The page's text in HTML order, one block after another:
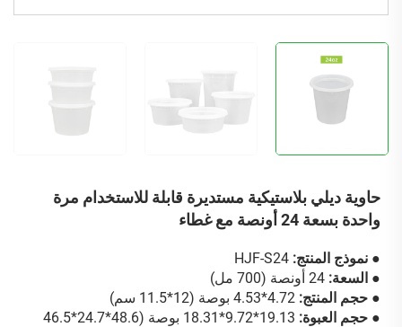
حاوية ديلي بلاستيكية مستديرة قابلة للاستخدام مرة
واحدة بسعة 24 أونصة مع غطاء
● نموذج المنتج: HJF-S24
● السعة: 24 أونصة (700 مل)
● حجم المنتج: 4.72*4.53 بوصة (12*11.5 سم)
● حجم العبوة:
19.13*9.72*18.31 بوصة (48.6*24.7*46.5